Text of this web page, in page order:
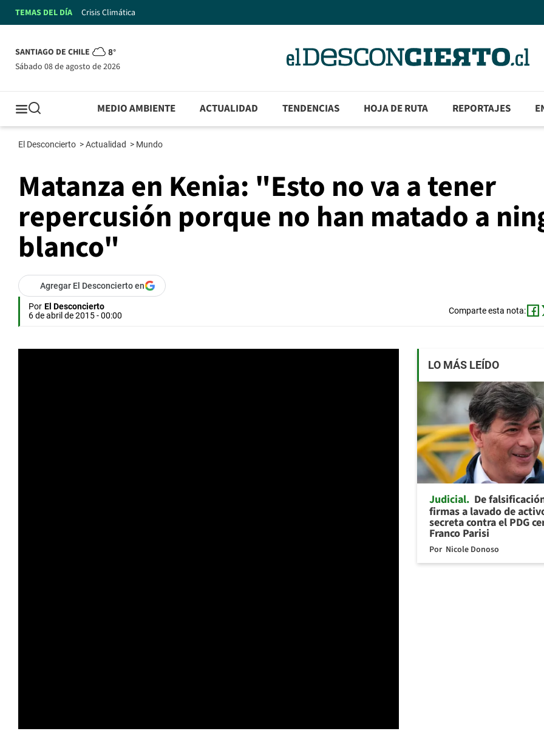
TEMAS DEL DÍA Crisis Climática
SANTIAGO DE CHILE 8°
sábado 08 de agosto de 2026
MEDIO AMBIENTE ACTUALIDAD TENDENCIAS HOJA DE RUTA REPORTAJES
El Desconcierto >Actualidad > Mundo
Matanza en Kenia: "Esto no va a tener
repercusión porque no han matado a
blanco"
Agregar El Desconcierto en
Por El Desconcierto
6 de abril de 2015 - 00:00
Comparte esta nota:
LO MÁS LEÍDO
Judicial De
firmas a lavado de
secreta contra el PDG
Franco Parisi
Por Nicole Donoso